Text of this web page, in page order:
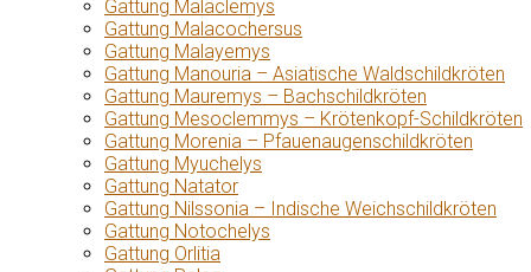
Gattung Malaclemys
Gattung Malacochersus
Gattung Malayemys
Gattung Manouria – Asiatische Waldschildkröten
Gattung Mauremys – Bachschildkröten
Gattung Mesoclemmys – Krötenkopf-Schildkröten
Gattung Morenia – Pfauenaugenschildkröten
Gattung Myuchelys
Gattung Natator
Gattung Nilssonia – Indische Weichschildkröten
Gattung Notochelys
Gattung Orlitia